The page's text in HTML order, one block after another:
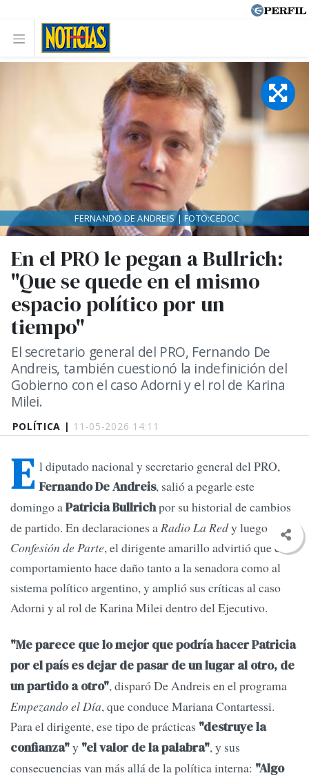
POLÍTICA | 11-05-2026 14:11
En el PRO le pegan a Bullrich:
"Que se quede en el mismo
espacio político por un
tiempo"
El secretario general del PRO, Fernando De
Andreis, también cuestionó la indefinición del
Gobierno con el caso Adorni y el rol de Karina
Milei.
FERNANDO DE ANDREIS | FOTO:CEDOC
E l diputado nacional y secretario general del PRO,
Fernando De Andreis, salió a pegarle este
domingo aPatricia Bullrichpor su historial de cambios
de partido. En declaraciones aRadio La Redy luego a
A
Confesión de Parte, el dirigente amarillo advirtió que ese
comportamiento hace daño tanto a la senadora como al
sistema político argentino, y amplió sus críticas al caso
Adorni y al rol de Karina Milei dentro del Ejecutivo.
"Me parece que lo mejor que podría hacer Patricia
por el país es dejar de pasar de un lugar al otro, de
un partido a otro", disparó De Andreis en el programa
Empezando el Día, que conduce Mariana Contartessi.
Para el dirigente, ese tipo de prácticas "destruye la
confianza"y "el valor de la palabra", y sus
consecuencias van más allá de la política interna: "Algo